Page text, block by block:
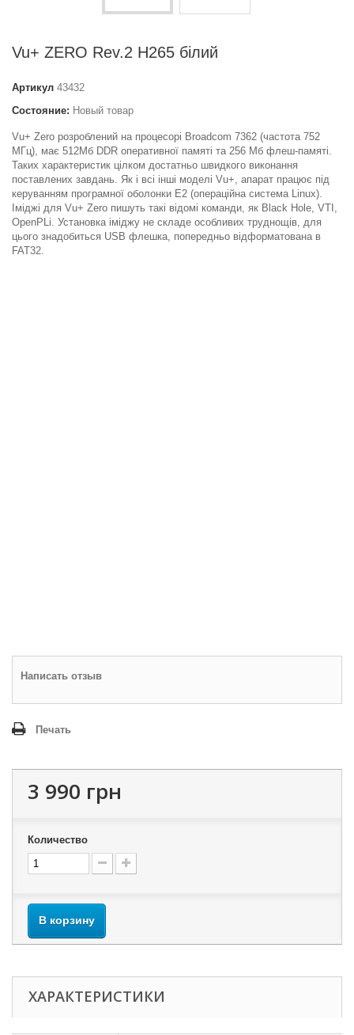
Vu+ ZERO Rev.2 H265 білий
Артикул 43432
Состояние: Новый товар
Vu+ Zero розроблений на процесорі Broadcom 7362 (частота 752
МГц), має 512Мб DDR оперативної памяті та 256 Мб флеш-памяті.
Таких характеристик цілком достатньо швидкого виконання
поставлених завдань. Як і всі інші моделі Vu+, апарат працює під
керуванням програмної оболонки E2 (операційна система Linux).
Іміджі для Vu+ Zero пишуть такі відомі команди, як Black Hole, VTI,
OpenPLi. Установка іміджу не складе особливих труднощів, для
цього знадобиться USB флешка, попередньо відформатована в
FAT32.
Написать отзыв
Печать
3 990 грн
Количество
В корзину
ХАРАКТЕРИСТИКИ